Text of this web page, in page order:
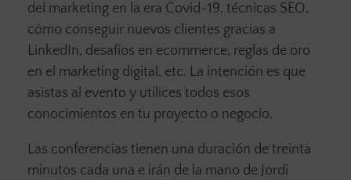
del marketing en la era Covid-19, técnicas SEO,
cómo conseguir nuevos clientes gracias a
LinkedIn, desafíos en ecommerce, reglas de oro
en el marketing digital, etc. La intención es que
asistas al evento y utilices todos esos
conocimientos en tu proyecto o negocio.
Las conferencias tienen una duración de treinta
minutos cada una e irán de la mano de Jordi